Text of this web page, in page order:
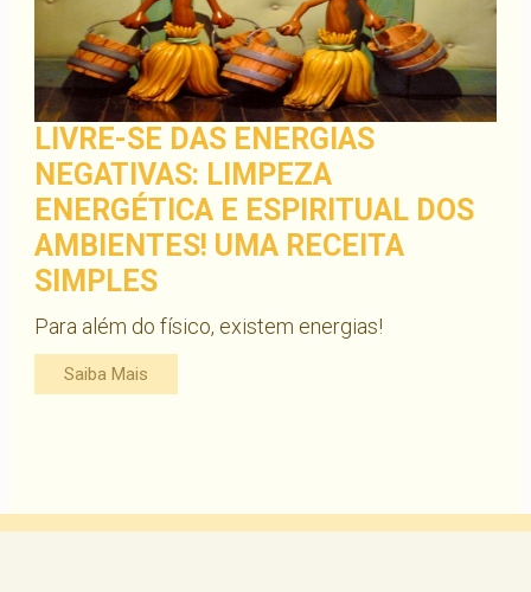
LIVRE-SE DAS ENERGIAS
NEGATIVAS: LIMPEZA
ENERGÉTICA E ESPIRITUAL DOS
AMBIENTES! UMA RECEITA
SIMPLES
Para além do físico, existem energias!
Saiba Mais